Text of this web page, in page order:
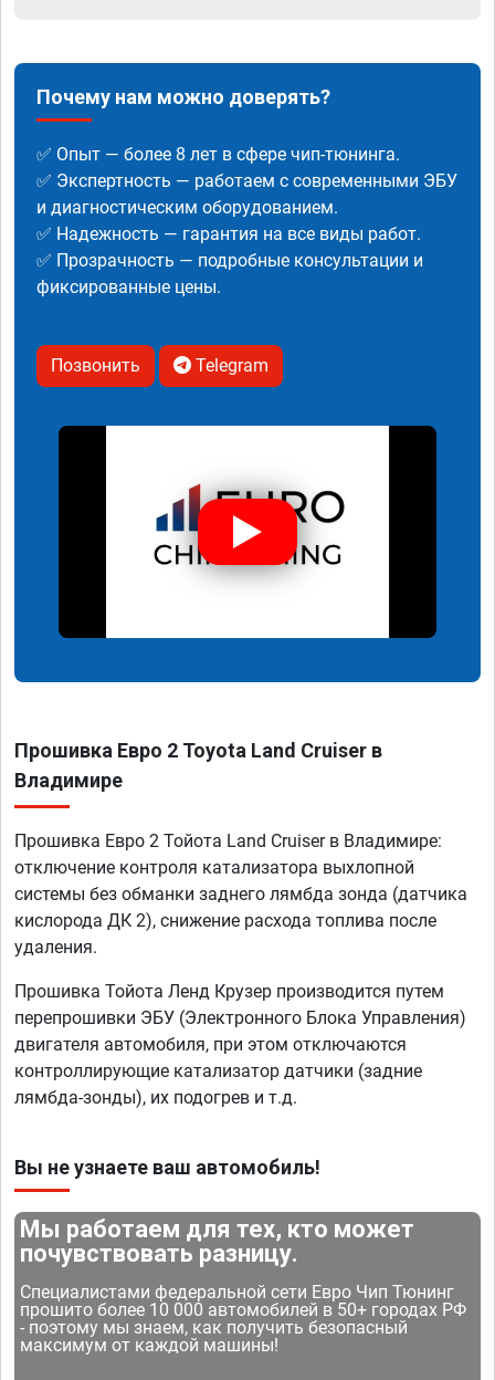
Почему нам можно доверять?
✅ Опыт — более 8 лет в сфере чип-тюнинга.
✅ Экспертность — работаем с современными ЭБУ
и диагностическим оборудованием.
✅ Надежность — гарантия на все виды работ.
✅ Прозрачность — подробные консультации и
фиксированные цены.
Позвонить Telegram
Прошивка Евро 2 Toyota Land Cruiser в
Владимире
Прошивка Евро 2 Тойота Land Cruiser в Владимире:
отключение контроля катализатора выхлопной
системы без обманки заднего лямбда зонда (датчика
кислорода ДК 2), снижение расхода топлива после
удаления.
Прошивка Тойота Ленд Крузер производится путем
перепрошивки ЭБУ (Электронного Блока Управления)
двигателя автомобиля, при этом отключаются
контроллирующие катализатор датчики (задние
лямбда-зонды), их подогрев и т.д.
Вы не узнаете ваш автомобиль!
Мы работаем для тех, кто может
почувствовать разницу.
Специалистами федеральной сети Евро Чип Тюнинг
прошито более 10 000 автомобилей в 50+ городах РФ
- поэтому мы знаем, как получить безопасный
максимум от каждой машины!